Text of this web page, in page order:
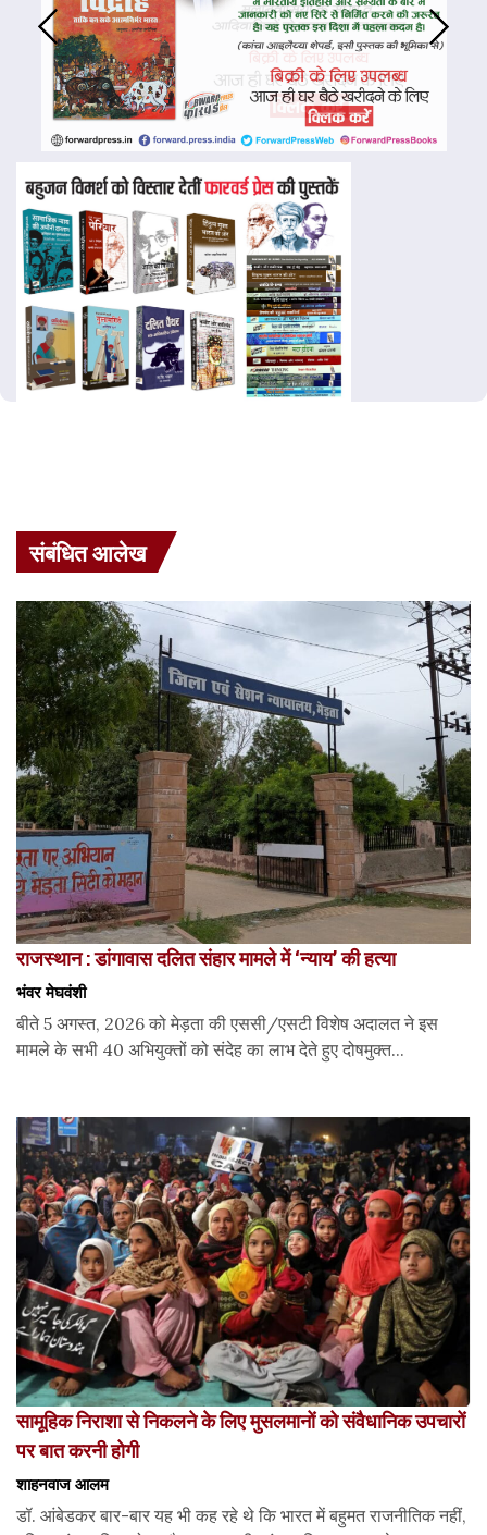
संबंधित आलेख
राजस्थान : डांगावास दलित संहार मामले में ‘न्याय’ की हत्या
भंवर मेघवंशी
बीते 5 अगस्त, 2026 को मेड़ता की एससी/एसटी विशेष अदालत ने इस
मामले के सभी 40 अभियुक्तों को संदेह का लाभ देते हुए दोषमुक्त...
सामूहिक निराशा से निकलने के लिए मुसलमानों को संवैधानिक उपचारों
पर बात करनी होगी
शाहनवाज आलम
डॉ. आंबेडकर बार-बार यह भी कह रहे थे कि भारत में बहुमत राजनीतिक नहीं,